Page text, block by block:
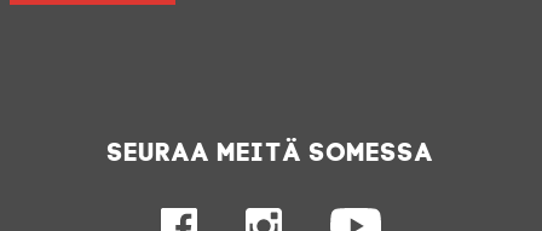
Seuraa meitä somessa